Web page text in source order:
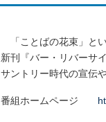
「ことばの花束」とい
新刊『バー・リバーサ
サントリー時代の宣伝
番組ホームページ